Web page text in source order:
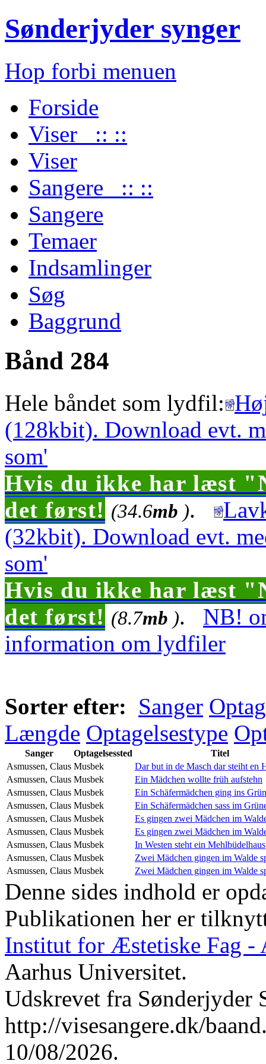
Sønderjyder synger
Hop forbi menuen
Forside
Viser :: ::
Viser
Sangere :: ::
Sangere
Temaer
Indsamlinger
Søg
Baggrund
Bånd 284
Hele båndet som lydfil:
(128kbit). Download evt.
som'
Hvis du ikke har læst
det først! (34.6mb ).
(32kbit). Download evt.
som'
Hvis du ikke har læst
det først! (8.7mb ). NB!
information om lydfiler
Sorter efter: Sanger
Længde Optagelsestype
Sanger Optagelsessted
Titel
Asmussen, Claus Musbek
Dar but in de Masch dar steiht en
Asmussen, Claus Musbek
Ein Mädchen wollte früh aufstehn
Asmussen, Claus Musbek
Ein Schäfermädchen ging ins
Asmussen, Claus Musbek
Ein Schäfermädchen sass im
Asmussen, Claus Musbek
Es gingen zwei Mädchen im
Asmussen, Claus Musbek
Es gingen zwei Mädchen im
Asmussen, Claus Musbek
In Westen steht ein Mehlbüdelhaus
Asmussen, Claus Musbek
Zwei Mädchen gingen im Walde
Asmussen, Claus Musbek Zwei Mädchen gingen im Walde
Denne sides indhold er
Publikationen her er
Institut for Æstetiske Fag -
Aarhus Universitet.
Udskrevet fra Sønderjyder
http://visesangere.dk/
10/08/2026.